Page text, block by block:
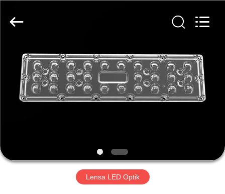
RUMAH
PRODUK
TUR
Co.,
Lensa LED Optik